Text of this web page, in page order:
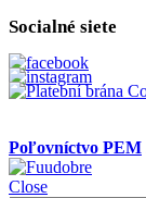
Socialné siete
Poľovníctvo PEM
Close